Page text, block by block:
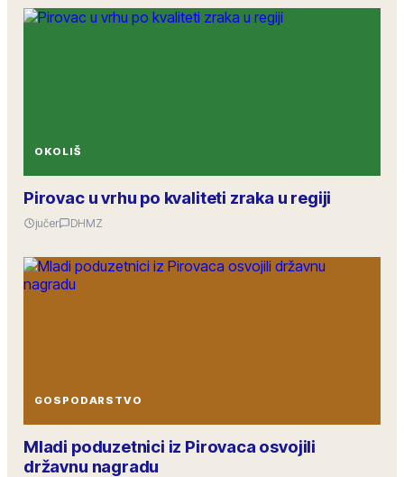
OKOLIŠ
Pirovac u vrhu po kvaliteti zraka u regiji
jučer DHMZ
GOSPODARSTVO
Mladi poduzetnici iz Pirovaca osvojili
državnu nagradu